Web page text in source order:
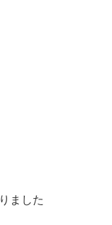
ました